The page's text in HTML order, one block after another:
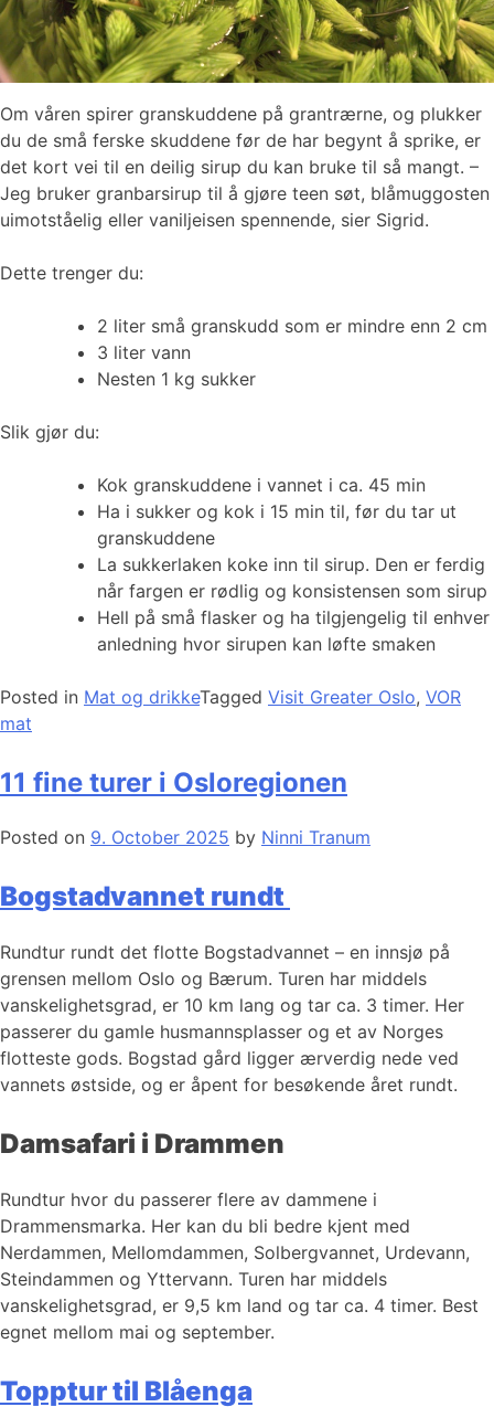
Om våren spirer granskuddene på grantrærne, og plukker
du de små ferske skuddene før de har begynt å sprike, er
det kort vei til en deilig sirup du kan bruke til så mangt. –
Jeg bruker granbarsirup til å gjøre teen søt, blåmuggosten
uimotståelig eller vaniljeisen spennende, sier Sigrid.
Dette trenger du:
2 liter små granskudd som er mindre enn 2 cm
3 liter vann
Nesten 1 kg sukker
Slik gjør du:
Kok granskuddene i vannet i ca. 45 min
Ha i sukker og kok i 15 min til, før du tar ut
granskuddene
La sukkerlaken koke inn til sirup. Den er ferdig
når fargen er rødlig og konsistensen som sirup
Hell på små flasker og ha tilgjengelig til enhver
anledning hvor sirupen kan løfte smaken
Posted in Mat og drikkeTagged Visit Greater Oslo, VOR
mat
11 fine turer i Osloregionen
Posted on 9. October 2025 by Ninni Tranum
Bogstadvannet rundt
Rundtur rundt det flotte Bogstadvannet – en innsjø på
grensen mellom Oslo og Bærum. Turen har middels
vanskelighetsgrad, er 10 km lang og tar ca. 3 timer. Her
passerer du gamle husmannsplasser og et av Norges
flotteste gods. Bogstad gård ligger ærverdig nede ved
vannets østside, og er åpent for besøkende året rundt.
Damsafari i Drammen
Rundtur hvor du passerer flere av dammene i
Drammensmarka. Her kan du bli bedre kjent med
Nerdammen, Mellomdammen, Solbergvannet, Urdevann,
Steindammen og Yttervann. Turen har middels
vanskelighetsgrad, er 9,5 km land og tar ca. 4 timer. Best
egnet mellom mai og september.
Topptur til Blåenga